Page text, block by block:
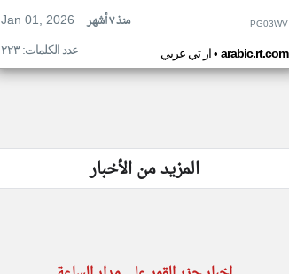
Jan 01, 2026
منذ ٧ أشهر PG03WV
ار تي عربي• arabic.rt.com عدد الكلمات: ٢٢٣
المزيد من الأخبار